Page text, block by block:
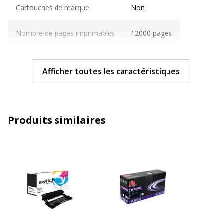
Cartouches de marque Non
Nombre de pages imprimables 12000 pages
Compatible avec technologie Laser
Caractéristiques générales
Données d'identification
Données d'identification
Afficher toutes les caractéristiques
Produits similaires